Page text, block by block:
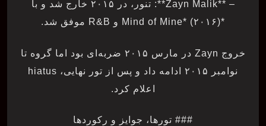
– **Zayn Malik**: تنور، در ۲۰۱۵ خارج شد و با
*Mind of Mine* (۲۰۱۶) و R&B موفق شد.
خروج Zayn در مارس ۲۰۱۵ ضربه‌ای بود اما گروه تا
نوامبر ۲۰۱۵ ادامه داد و پس از تور نهایی، hiatus
اعلام کرد.
### تورها، جوایز و رکوردها